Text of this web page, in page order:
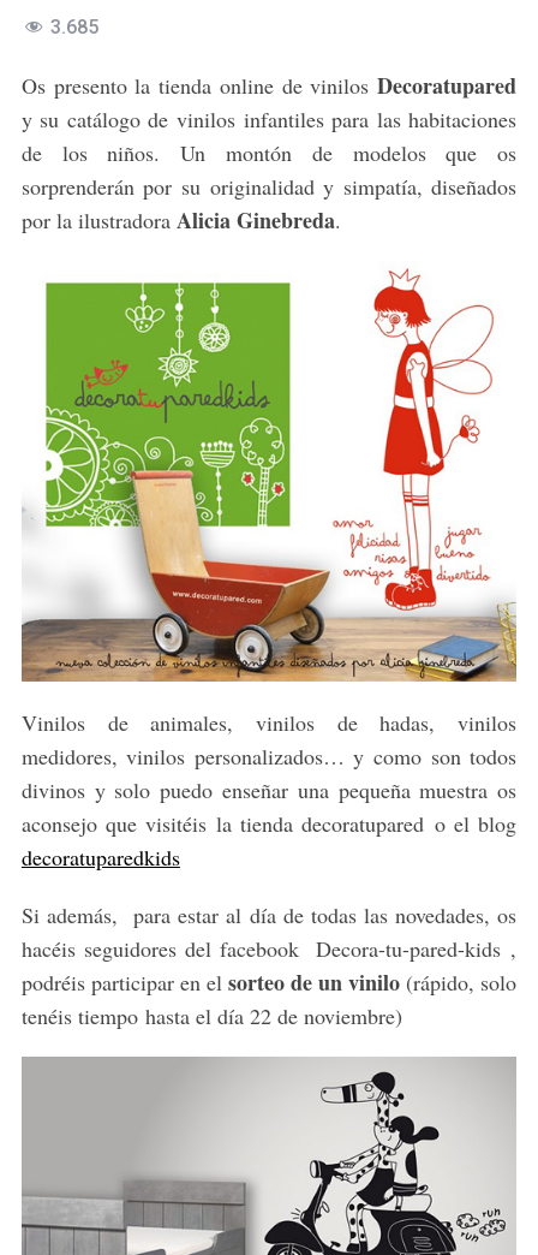
3.685
Os presento la tienda online de vinilosDecoratupared
y su catálogo de vinilos infantiles para las habitaciones
de los niños. Un montón de modelos que os
sorprenderán por su originalidad y simpatía, diseñados
por la ilustradora Alicia Ginebreda.
Vinilos de animales, vinilos de hadas, vinilos
medidores, vinilos personalizados… y como son todos
divinos y solo puedo enseñar una pequeña muestra os
aconsejo que visitéis la tienda decoratupared o el blog
decoratuparedkids
Si además, para estar al día de todas las novedades, os
hacéis seguidores del facebook Decora-tu-pared-kids ,
podréis participar en el sorteo de un vinilo (rápido, solo
tenéis tiempo hasta el día 22 de noviembre)